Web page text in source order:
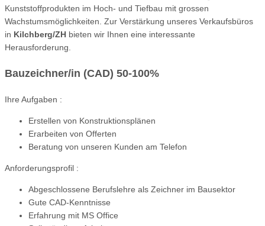
Kunststoffprodukten im Hoch- und Tiefbau mit grossen
Wachstumsmöglichkeiten. Zur Verstärkung unseres Verkaufsbüros
in Kilchberg/ZH bieten wir Ihnen eine interessante
Herausforderung.
Bauzeichner/in (CAD) 50-100%
Ihre Aufgaben :
Erstellen von Konstruktionsplänen
Erarbeiten von Offerten
Beratung von unseren Kunden am Telefon
Anforderungsprofil :
Abgeschlossene Berufslehre als Zeichner im Bausektor
Gute CAD-Kenntnisse
Erfahrung mit MS Office